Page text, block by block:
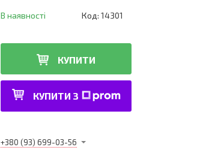
В наявності Код: 14301
КУПИТИ
КУПИТИ З
+380 (93) 699-03-56